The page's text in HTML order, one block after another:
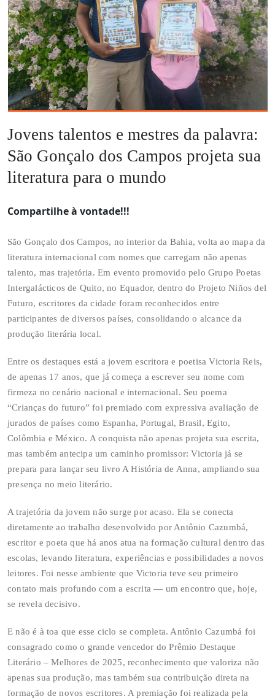
Jovens talentos e mestres da palavra:
São Gonçalo dos Campos projeta sua
literatura para o mundo
Compartilhe à vontade!!!
São Gonçalo dos Campos, no interior da Bahia, volta ao mapa da
literatura internacional com nomes que carregam não apenas
talento, mas trajetória. Em evento promovido pelo Grupo Poetas
Intergalácticos de Quito, no Equador, dentro do Projeto Niños del
Futuro, escritores da cidade foram reconhecidos entre
participantes de diversos países, consolidando o alcance da
produção literária local.
Entre os destaques está a jovem escritora e poetisa Victoria Reis,
de apenas 17 anos, que já começa a escrever seu nome com
firmeza no cenário nacional e internacional. Seu poema
“Crianças do futuro” foi premiado com expressiva avaliação de
jurados de países como Espanha, Portugal, Brasil, Egito,
Colômbia e México. A conquista não apenas projeta sua escrita,
mas também antecipa um caminho promissor: Victoria já se
prepara para lançar seu livro A História de Anna, ampliando sua
presença no meio literário.
A trajetória da jovem não surge por acaso. Ela se conecta
diretamente ao trabalho desenvolvido por Antônio Cazumbá,
escritor e poeta que há anos atua na formação cultural dentro das
escolas, levando literatura, experiências e possibilidades a novos
leitores. Foi nesse ambiente que Victoria teve seu primeiro
contato mais profundo com a escrita — um encontro que, hoje,
se revela decisivo.
E não é à toa que esse ciclo se completa. Antônio Cazumbá foi
consagrado como o grande vencedor do Prêmio Destaque
Literário – Melhores de 2025, reconhecimento que valoriza não
apenas sua produção, mas também sua contribuição direta na
formação de novos escritores. A premiação foi realizada pela